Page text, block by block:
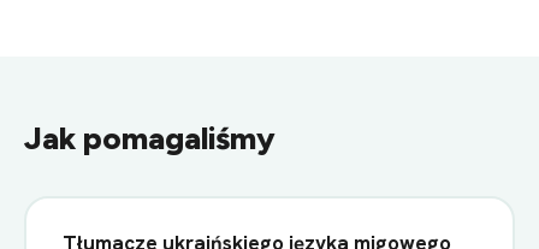
Jak pomagaliśmy
Tłumacze ukraińskiego języka migowego